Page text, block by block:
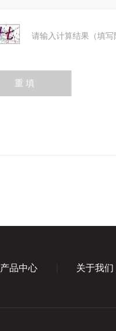
请输入计算结果（填
产品中心 关于我们